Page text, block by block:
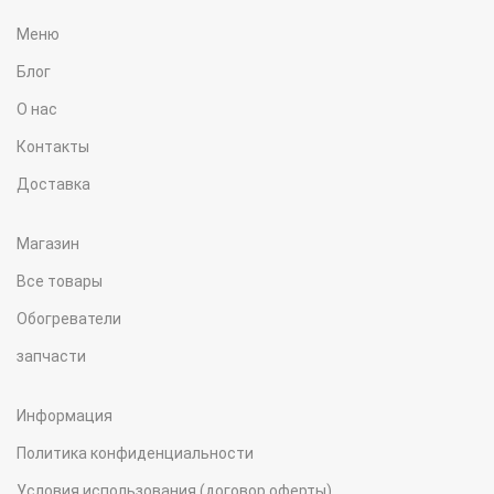
ВАГА ОПАЛЮВАЧА
РОЗМІР ОПАЛЮВАЧА
ПУЛЬТ КЕРУВАННЯ
Меню
Блог
О нас
Контакты
Доставка
Магазин
Все товары
Обогреватели
запчасти
Информация
Политика конфиденциальности